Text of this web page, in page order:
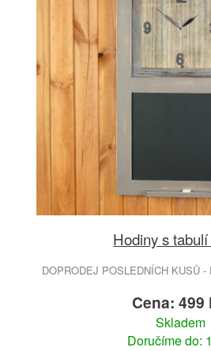
Hodiny s
DOPRODEJ POSLEDNÍCH KUSŮ
Cena: 499
Skladem
Doručíme do: